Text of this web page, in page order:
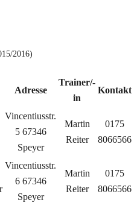
2016)
Adresse
Trainer/-
in
Kontakt
Vincentiusstr.
5 67346
Speyer
Martin
Reiter
0175
8066566
Vincentiusstr.
6 67346
Speyer
Martin
Reiter
0175
8066566